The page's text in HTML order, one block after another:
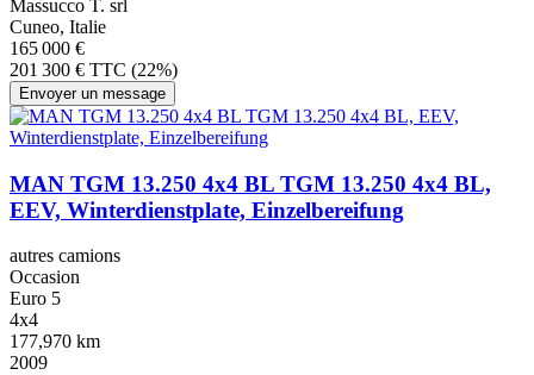
Massucco T. srl
Cuneo, Italie
165 000 €
201 300 € TTC (22%)
Envoyer un message
MAN TGM 13.250 4x4 BL TGM 13.250 4x4 BL,
EEV, Winterdienstplate, Einzelbereifung
autres camions
Occasion
Euro 5
4x4
177,970 km
2009